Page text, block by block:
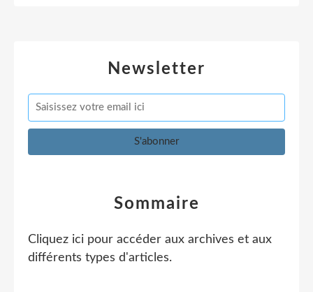
Newsletter
Sommaire
Cliquez ici pour accéder aux archives et aux
différents types d'articles.